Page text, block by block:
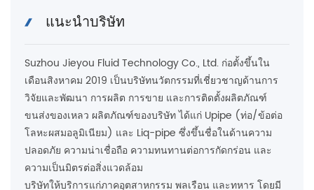
แนะนำบริษัท
Suzhou Jieyou Fluid Technology Co., Ltd. ก่อตั้งขึ้นใน
เดือนสิงหาคม 2019 เป็นบริษัทนวัตกรรมที่เชี่ยวชาญด้านการ
วิจัยและพัฒนา การผลิต การขาย และการติดตั้งผลิตภัณฑ์
ขนส่งของเหลว ผลิตภัณฑ์ของบริษัท ได้แก่ Upipe (ท่อ/ข้อต่อ
โลหะผสมอลูมิเนียม) และ Liq-pipe ซึ่งขึ้นชื่อในด้านความ
ปลอดภัย ความน่าเชื่อถือ ความทนทานต่อการกัดกร่อน และ
ความเป็นมิตรต่อสิ่งแวดล้อม
บริษัทให้บริการแก่ภาคอุตสาหกรรม พลเรือน และทหาร โดยมี